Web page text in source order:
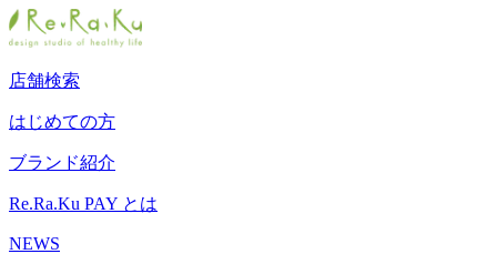
店舗検索
はじめての方
ブランド紹介
Re.Ra.Ku PAY とは
NEWS